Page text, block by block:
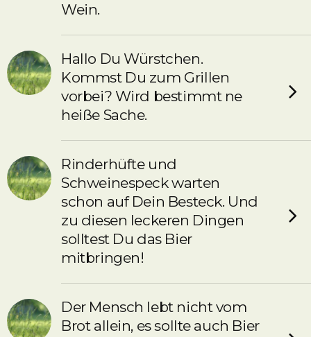
Wein.
Hallo Du Würstchen.
Kommst Du zum Grillen
vorbei? Wird bestimmt ne
heiße Sache.
Rinderhüfte und
Schweinespeck warten
schon auf Dein Besteck. Und
zu diesen leckeren Dingen
solltest Du das Bier
mitbringen!
Der Mensch lebt nicht vom
Brot allein, es sollte auch Bier